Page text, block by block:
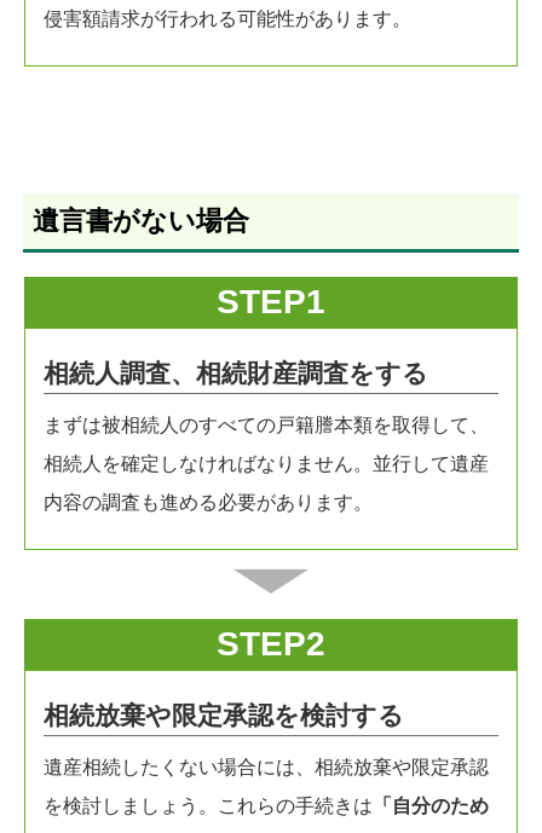
侵害額請求が行われる可能性があります。
遺言書がない場合
STEP1
相続人調査、相続財産調査をする
まずは被相続人のすべての戸籍謄本類を取得して、
相続人を確定しなければなりません。並行して遺産
内容の調査も進める必要があります。
STEP2
相続放棄や限定承認を検討する
遺産相続したくない場合には、相続放棄や限定承認
を検討しましょう。これらの手続きは 「自分のため